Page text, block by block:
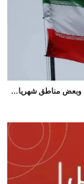
وبعض مناطق شهريا...